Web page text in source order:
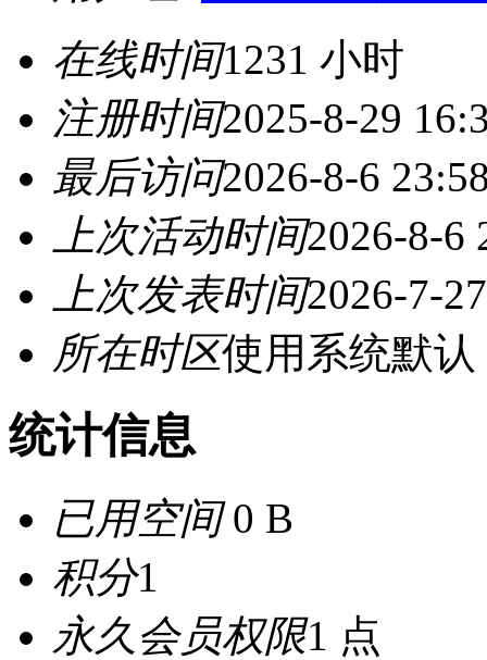
在线时间1231 小时
注册时间2025-8-29
最后访问2026-8-6
上次活动时间2026-8-6
上次发表时间2026-7-
所在时区使用系统默认
统计信息
已用空间0 B
积分1
永久会员权限1 点